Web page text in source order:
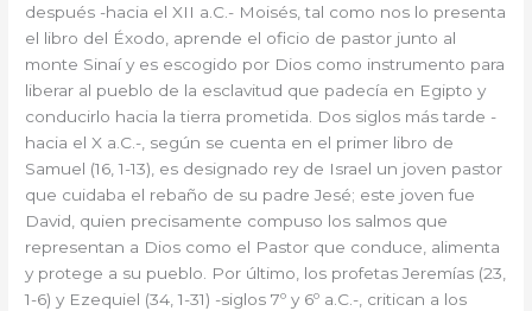
después -hacia el XII a.C.- Moisés, tal como nos lo presenta
el libro del Éxodo, aprende el oficio de pastor junto al
monte Sinaí y es escogido por Dios como instrumento para
liberar al pueblo de la esclavitud que padecía en Egipto y
conducirlo hacia la tierra prometida. Dos siglos más tarde -
hacia el X a.C.-, según se cuenta en el primer libro de
Samuel (16, 1-13), es designado rey de Israel un joven pastor
que cuidaba el rebaño de su padre Jesé; este joven fue
David, quien precisamente compuso los salmos que
representan a Dios como el Pastor que conduce, alimenta
y protege a su pueblo. Por último, los profetas Jeremías (23,
1-6) y Ezequiel (34, 1-31) -siglos 7º y 6º a.C.-, critican a los